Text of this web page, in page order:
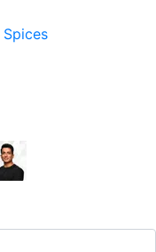
Spices